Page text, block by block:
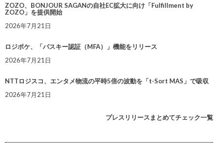
ZOZO、BONJOUR SAGANの自社EC拡大に向け「Fulfillment by
ZOZO」を提供開始
2026年7月21日
ロジポケ、「パスキー認証（MFA）」機能をリリース
2026年7月21日
NTTロジスコ、エンタメ物流の平時5倍の波動を「t-Sort MAS」で吸収
2026年7月21日
プレスリリースまとめてチェック一覧